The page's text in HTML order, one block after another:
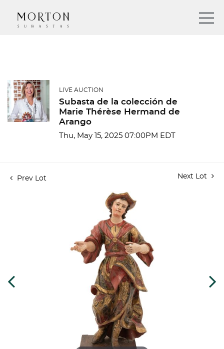
LIVE AUCTION
Subasta de la colección de
Marie Thérèse Hermand de
Arango
Thu, May 15, 2025 07:00PM EDT
Prev Lot Next Lot